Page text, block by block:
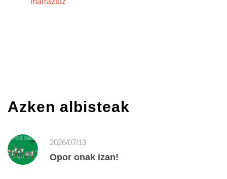
Azken albisteak
2026/07/13
Opor onak izan!